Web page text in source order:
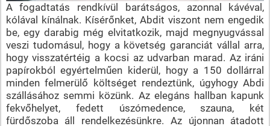
A fogadtatás rendkívül barátságos, azonnal kávéval,
kólával kínálnak. Kísérőnket, Abdit viszont nem engedik
be, egy darabig még elvitatkozik, majd megnyugvással
veszi tudomásul, hogy a követség garanciát vállal arra,
hogy visszatértéig a kocsi az udvarban marad. Az iráni
papírokból egyértelműen kiderül, hogy a 150 dollárral
minden felmerülő költséget rendeztünk, úgyhogy Abdi
szállásához semmi közünk. Az elegáns hallban kapunk
fekvőhelyet, fedett úszómedence, szauna, két
fürdőszoba áll rendelkezésünkre. Az újonnan átadott